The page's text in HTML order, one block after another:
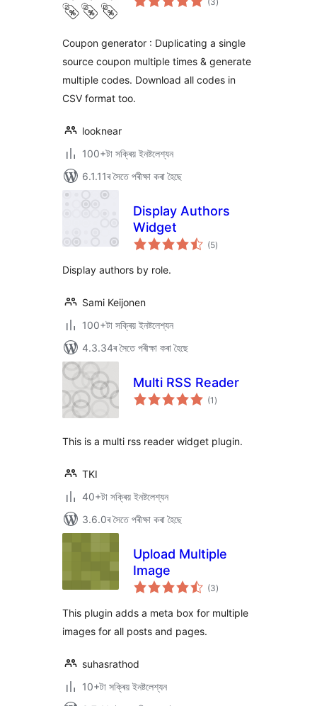
মুঠ
Coupon generator : Duplicating a single
source coupon multiple times & generate
multiple codes. Download all codes in
CSV format too.
looknear
100+টা সক্ৰিয় ইনষ্টলেশ্যন
6.1.11ৰ সৈতে পৰীক্ষা কৰা হৈছে
Display Authors
Widget
(5টা
মুঠ)
Display authors by role.
Sami Keijonen
100+টা সক্ৰিয় ইনষ্টলেশ্যন
4.3.34ৰ সৈতে পৰীক্ষা কৰা হৈছে
Multi RSS Reader
(1 টা
মুঠ)
This is a multi rss reader widget plugin.
TKI
40+টা সক্ৰিয় ইনষ্টলেশ্যন
3.6.0ৰ সৈতে পৰীক্ষা কৰা হৈছে
Upload Multiple
Image
(3টা
মুঠ)
This plugin adds a meta box for multiple
images for all posts and pages.
suhasrathod
10+টা সক্ৰিয় ইনষ্টলেশ্যন